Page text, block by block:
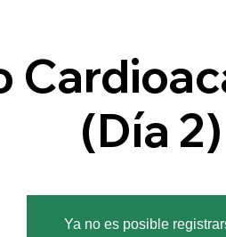
(Día 2)
Ya no es posible